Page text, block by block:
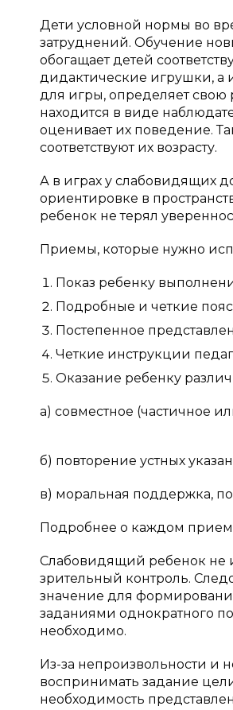
Дети условной нормы во
затруднений. Обучение
обогащает детей
дидактические игрушки, а
для игры, определяет свою
находится в виде
оценивает их поведение.
соответствуют их возрасту.
А в играх у слабовидящих
ориентировке в
ребенок не терял
Приемы, которые нужно
Показ ребенку
Подробные и четкие
Постепенное
Четкие инструкции
Оказание ребенку
а) совместное (частичное
б) повторение устных
в) моральная поддержка,
Подробнее о каждом
Слабовидящий ребенок не
зрительный контроль.
значение для
заданиями однократного
необходимо.
Из-за непроизвольности и
воспринимать задание
необходимость